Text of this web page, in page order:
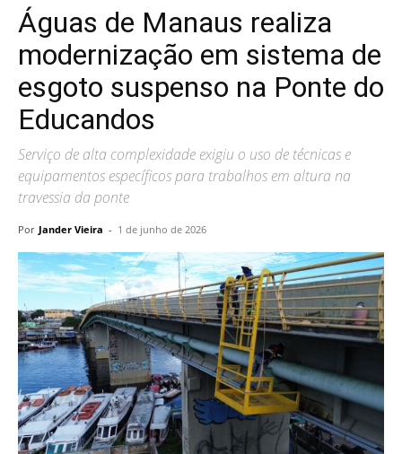
Águas de Manaus realiza
modernização em sistema de
esgoto suspenso na Ponte do
Educandos
Serviço de alta complexidade exigiu o uso de técnicas e
equipamentos específicos para trabalhos em altura na
travessia da ponte
Por Jander Vieira - 1 de junho de 2026